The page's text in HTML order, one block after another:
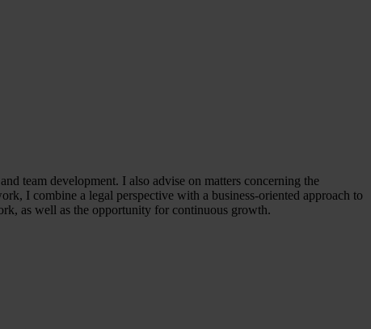
team development. I also advise on matters concerning the
I combine a legal perspective with a business-oriented approach to
as well as the opportunity for continuous growth.